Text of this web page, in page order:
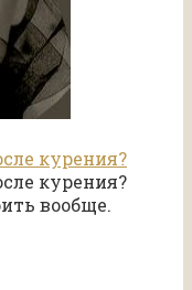
курения?
курения?
вообще.